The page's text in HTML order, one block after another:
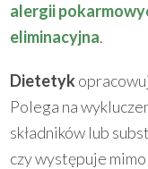
alergii
eliminacyjna.
Dietetyk
Polega na
składników lub
czy występuje